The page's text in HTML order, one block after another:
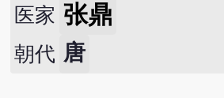
医家 张鼎
朝代 唐